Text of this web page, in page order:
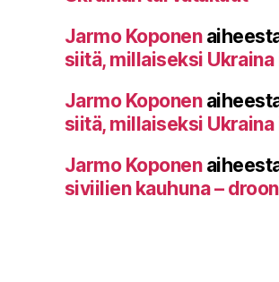
Jarmo Koponen
siitä, millaiseksi
Jarmo Koponen
siitä, millaiseksi
Jarmo Koponen
siviilien kauhuna –